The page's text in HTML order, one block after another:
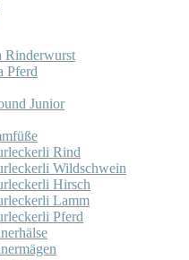
Pferd
Junior
Rind
Wildschwein
Hirsch
Lamm
Pferd